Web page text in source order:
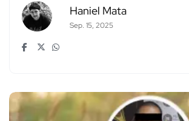
Haniel Mata
Sep. 15, 2025